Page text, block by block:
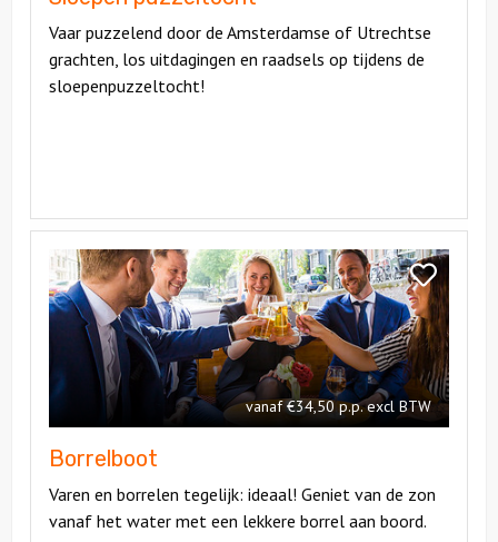
Vaar puzzelend door de Amsterdamse of Utrechtse
grachten, los uitdagingen en raadsels op tijdens de
sloepenpuzzeltocht!
Bekijk
Borrelboot
vanaf €34,50 p.p. excl BTW
Borrelboot
Varen en borrelen tegelijk: ideaal! Geniet van de zon
vanaf het water met een lekkere borrel aan boord.
Borrelboot